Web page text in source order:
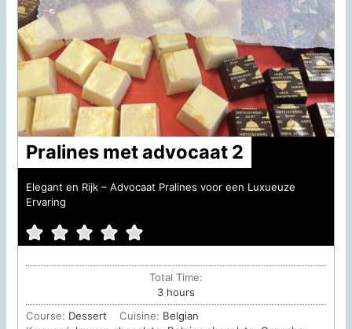
Pralines met advocaat 2
Elegant en Rijk – Advocaat Pralines voor een Luxueuze
Ervaring
Total Time:
3hours
hours
Course: Dessert Cuisine: Belgian